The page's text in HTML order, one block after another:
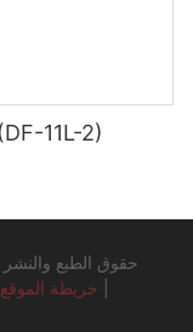
مقلاة كهربائية تجارية 11Lx2، خزانين (DF-11L-2)